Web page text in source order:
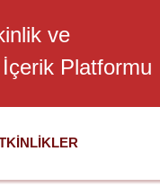
ve
Platformu